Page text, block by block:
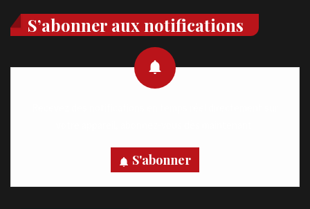
S’abonner aux notifications
S'abonner